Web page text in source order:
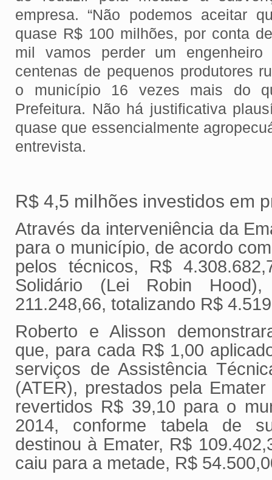
empresa. “Não podemos aceitar
quase R$ 100 milhões, por conta
mil vamos perder um
centenas de pequenos produtores
o município 16 vezes mais do
Prefeitura. Não há justificativa
quase que essencialmente
entrevista.
R$ 4,5 milhões investidos em
Através da interveniência da
para o município, de acordo
pelos técnicos, R$
Solidário (Lei Robin
211.248,66, totalizando R$
Roberto e Alisson
que, para cada R$ 1,00
serviços de Assistência
(ATER), prestados pela
revertidos R$ 39,10 para o
2014, conforme tabela de
destinou à Emater, R$
caiu para a metade, R$